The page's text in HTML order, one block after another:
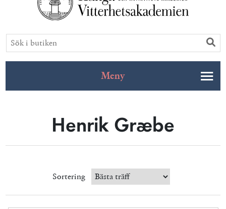
Meny
Henrik Græbe
Sortering